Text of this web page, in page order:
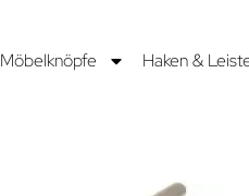
Möbelknöpfe Haken &